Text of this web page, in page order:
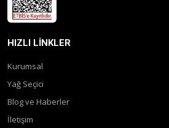
HIZLI LINKLER
Kurumsal
Yağ Seçici
Blog ve Haberler
İletişim